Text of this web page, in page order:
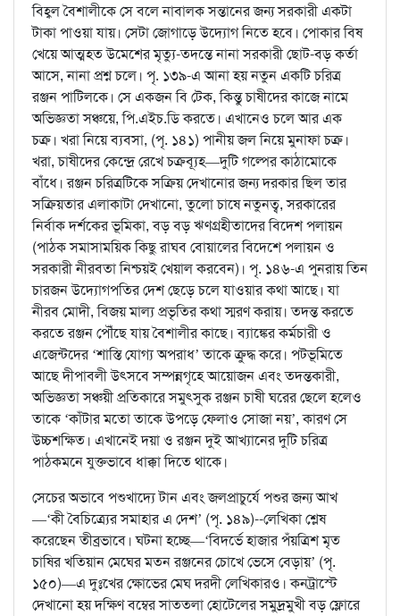
বিহ্বল বৈশালীকে সে বলে নাবালক সন্তানের জন্য সরকারী একটা
টাকা পাওয়া যায়। সেটা জোগাড়ে উদ্যোগ নিতে হবে। পোকার বিষ
খেয়ে আত্মহত উমেশের মৃত্যু-তদন্তে নানা সরকারী ছোট-বড় কর্তা
আসে, নানা প্রশ্ন চলে। পৃ. ১৩৯-এ আনা হয় নতুন একটি চরিত্র
রঞ্জন পাটিলকে। সে একজন বি টেক, কিন্তু চাষীদের কাজে নামে
অভিজ্ঞতা সঞ্চয়ে, পি.এইচ.ডি করতে। এখানেও চলে আর এক
চক্র। খরা নিয়ে ব্যবসা, (পৃ. ১৪১) পানীয় জল নিয়ে মুনাফা চক্র।
খরা, চাষীদের কেন্দ্রে রেখে চক্রব্যূহ—দুটি গল্পের কাঠামোকে
বাঁধে। রঞ্জন চরিত্রটিকে সক্রিয় দেখানোর জন্য দরকার ছিল তার
সক্রিয়তার এলাকাটা দেখানো, তুলো চাষে নতুনত্ব, সরকারের
নির্বাক দর্শকের ভূমিকা, বড় বড় ঋণগ্রহীতাদের বিদেশ পলায়ন
(পাঠক সমাসাময়িক কিছু রাঘব বোয়ালের বিদেশে পলায়ন ও
সরকারী নীরবতা নিশ্চয়ই খেয়াল করবেন)। পৃ. ১৪৬-এ পুনরায় তিন
চারজন উদ্যোগপতির দেশ ছেড়ে চলে যাওয়ার কথা আছে। যা
নীরব মোদী, বিজয় মাল্য প্রভৃতির কথা স্মরণ করায়। তদন্ত করতে
করতে রঞ্জন পৌঁছে যায় বৈশালীর কাছে। ব্যাঙ্কের কর্মচারী ও
এজেন্টদের ‘শাস্তি যোগ্য অপরাধ’ তাকে ক্রুদ্ধ করে। পটভূমিতে
আছে দীপাবলী উৎসবে সম্পন্নগৃহে আয়োজন এবং তদন্তকারী,
অভিজ্ঞতা সঞ্চয়ী প্রতিকারে সমুৎসুক রঞ্জন চাষী ঘরের ছেলে হলেও
তাকে ‘কাঁটার মতো তাকে উপড়ে ফেলাও সোজা নয়’, কারণ সে
উচ্চশক্ষিত। এখানেই দয়া ও রঞ্জন দুই আখ্যানের দুটি চরিত্র
পাঠকমনে যুক্তভাবে ধাক্কা দিতে থাকে।
সেচের অভাবে পশুখাদ্যে টান এবং জলপ্রাচুর্যে পশুর জন্য আখ
—‘কী বৈচিত্র্যের সমাহার এ দেশ’ (পৃ. ১৪৯)--লেখিকা শ্লেষ
করেছেন তীব্রভাবে। ঘটনা হচ্ছে—‘বিদর্ভে হাজার পঁয়ত্রিশ মৃত
চাষির খতিয়ান মেঘের মতন রঞ্জনের চোখে ভেসে বেড়ায়’ (পৃ.
১৫০)—এ দুঃখের ক্ষোভের মেঘ দরদী লেখিকারও। কনট্রাস্টে
দেখানো হয় দক্ষিণ বম্বের সাততলা হোটেলের সমুদ্রমুখী বড় ফ্লোরে